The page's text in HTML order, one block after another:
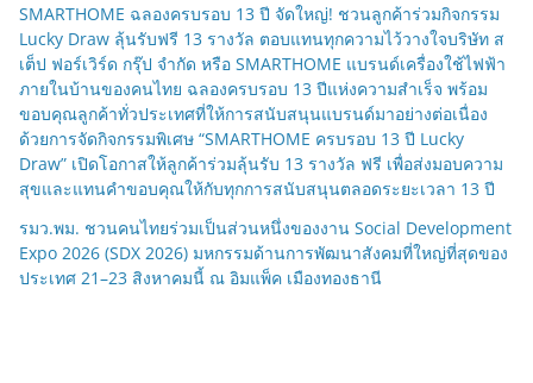
SMARTHOME ฉลองครบรอบ 13 ปี จัดใหญ่! ชวนลูกค้าร่วมกิจกรรม
Lucky Draw ลุ้นรับฟรี 13 รางวัล ตอบแทนทุกความไว้วางใจบริษัท ส
เต็ป ฟอร์เวิร์ด กรุ๊ป จำกัด หรือ SMARTHOME แบรนด์เครื่องใช้ไฟฟ้า
ภายในบ้านของคนไทย ฉลองครบรอบ 13 ปีแห่งความสำเร็จ พร้อม
ขอบคุณลูกค้าทั่วประเทศที่ให้การสนับสนุนแบรนด์มาอย่างต่อเนื่อง
ด้วยการจัดกิจกรรมพิเศษ “SMARTHOME ครบรอบ 13 ปี Lucky
Draw” เปิดโอกาสให้ลูกค้าร่วมลุ้นรับ 13 รางวัล ฟรี เพื่อส่งมอบความ
สุขและแทนคำขอบคุณให้กับทุกการสนับสนุนตลอดระยะเวลา 13 ปี
รมว.พม. ชวนคนไทยร่วมเป็นส่วนหนึ่งของงาน Social Development
Expo 2026 (SDX 2026) มหกรรมด้านการพัฒนาสังคมที่ใหญ่ที่สุดของ
ประเทศ 21–23 สิงหาคมนี้ ณ อิมแพ็ค เมืองทองธานี